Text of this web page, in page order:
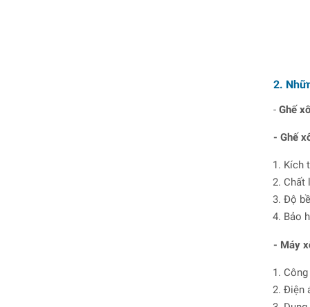
2.
- Ghế
- Ghế
Kích
Chất
Độ
Bảo
- Máy
Điện